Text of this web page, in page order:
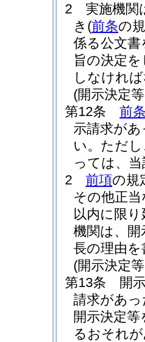
2
実施機関
き (前条の
係る公文
旨の決定
しなけれ
(開示決定
第12条
前
示請求が
い。 ただ
っては、
2
前項の規
その他正
以内に限
機関は、
長の理由
(開示決定
第13条
開
請求があ
開示決定
るおそれ